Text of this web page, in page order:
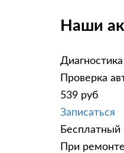
Наши
Проверка
539 руб
Записаться
Бесплатный
При